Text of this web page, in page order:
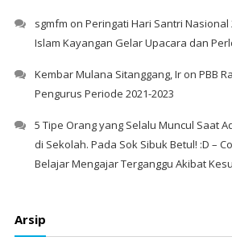
sgmfm on Peringati Hari Santri Nasional
Islam Kayangan Gelar Upacara dan
Kembar Mulana Sitanggang, Iron PBB
Pengurus Periode 2021-2023
5 Tipe Orang yang Selalu Muncul Saat
di Sekolah. Pada Sok Sibuk Betul! :D –
Belajar Mengajar Terganggu Akibat
Arsip